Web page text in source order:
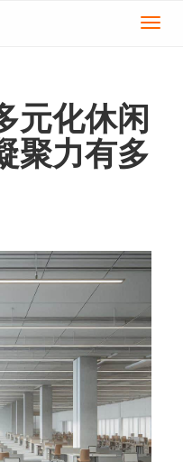
切
元化休闲
聚力有多